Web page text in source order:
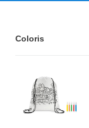
Coloris